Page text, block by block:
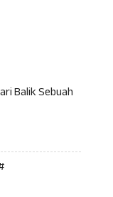
Balik Sebuah